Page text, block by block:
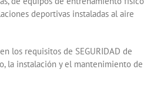
deportivas instaladas al aire
los requisitos de SEGURIDAD de
la instalación y el mantenimiento de